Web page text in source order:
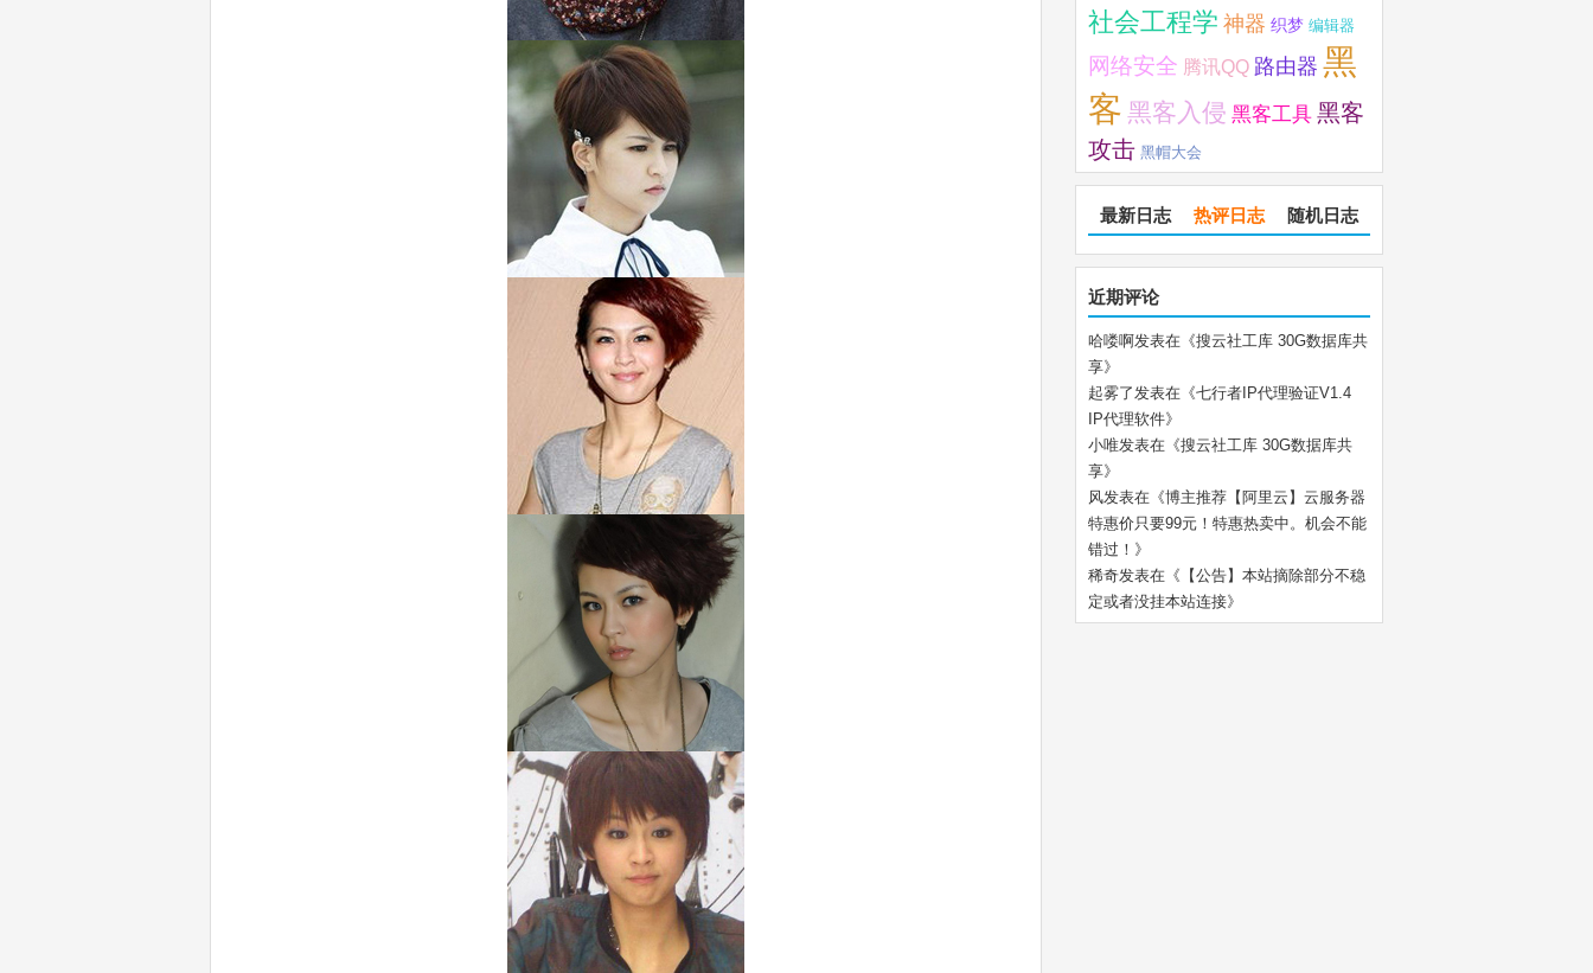
社会工程学 神器 织梦 编辑器
网络安全 腾讯QQ 路由器 黑
客 黑客入侵 黑客工具 黑客
攻击 黑帽大会
最新日志 热评日志 随机日志
近期评论
哈喽啊发表在《搜云社工库 30G数据库共
享》
起雾了发表在《七行者IP代理验证V1.4
IP代理软件》
小唯发表在《搜云社工库 30G数据库共
享》
风发表在《博主推荐【阿里云】云服务器
特惠价只要99元！特惠热卖中。机会不能
错过！ 》
稀奇发表在《 【公告】本站摘除部分不稳
定或者没挂本站连接》